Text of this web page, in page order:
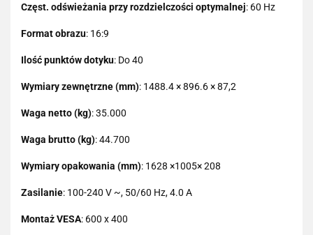
Częst. odświeżania przy rozdzielczości optymalnej: 60 Hz
Format obrazu: 16:9
Ilość punktów dotyku: Do 40
Wymiary zewnętrzne (mm): 1488.4 × 896.6 × 87,2
Waga netto (kg): 35.000
Waga brutto (kg): 44.700
Wymiary opakowania (mm): 1628 ×1005× 208
Zasilanie: 100-240 V ~, 50/60 Hz, 4.0 A
Montaż VESA: 600 x 400